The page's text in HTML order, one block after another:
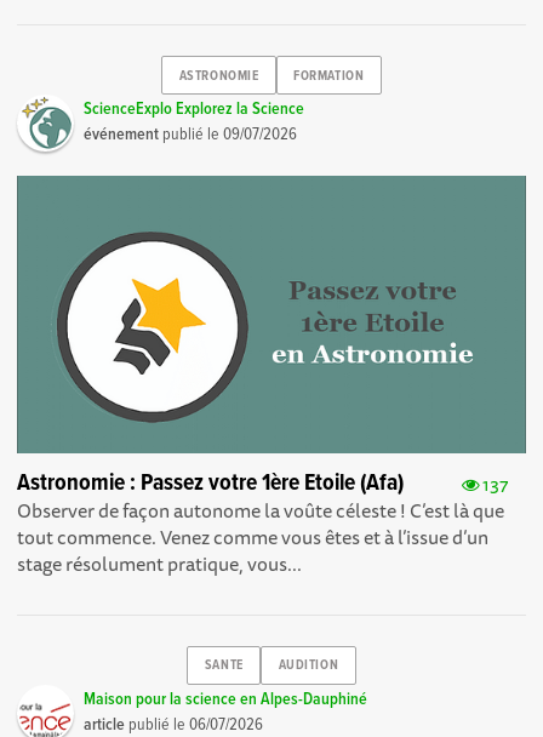
ASTRONOMIE FORMATION
ScienceExplo Explorez la Science
événement publié le09/07/2026
137
Astronomie : Passez votre 1ère Etoile (Afa)
Observer de façon autonome la voûte céleste ! C’est là que
tout commence. Venez comme vous êtes et à l’issue d’un
stage résolument pratique, vous...
SANTE AUDITION
Maison pour la science en Alpes-Dauphiné
article publié le06/07/2026